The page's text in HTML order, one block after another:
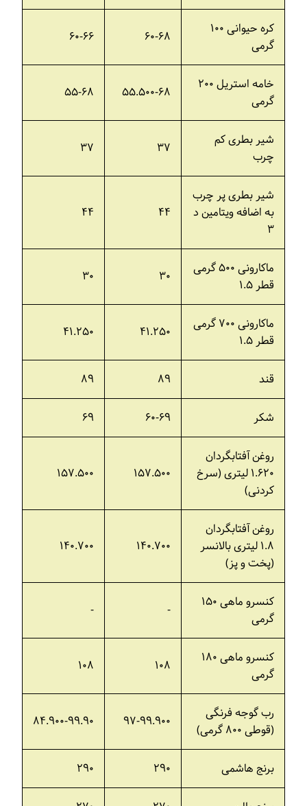
کره حیوانی ۱۰۰
گرمی
۶۰-۶۸ ۶۰-۶۶
خامه استریل ۲۰۰
گرمی
۵۵.۵۰۰-۶۸ ۵۵-۶۸
شیر بطری کم
چرب
۳۷ ۳۷
شیر بطری پر چرب
به اضافه ویتامین د
۳
۴۴ ۴۴
ماکارونی ۵۰۰ گرمی
قطر ۱.۵
۳۰ ۳۰
ماکارونی ۷۰۰ گرمی
قطر ۱.۵
۴۱.۲۵۰ ۴۱.۲۵۰
قند ۸۹ ۸۹
شکر ۶۰-۶۹ ۶۹
روغن آفتابگردان
۱.۶۲۰ لیتری (سرخ
کردنی)
۱۵۷.۵۰۰ ۱۵۷.۵۰۰
روغن آفتابگردان
۱.۸ لیتری بالانسر
(پخت و پز)
۱۴۰.۷۰۰ ۱۴۰.۷۰۰
کنسرو ماهی ۱۵۰
گرمی
-
-
کنسرو ماهی ۱۸۰
گرمی
۱۰۸ ۱۰۸
رب گوجه فرنگی
(قوطی ۸۰۰ گرمی)
۹۷-۹۹.۹۰۰ ۸۴.۹۰۰-۹۹.۹۰
برنج هاشمی ۲۹۰ ۲۹۰